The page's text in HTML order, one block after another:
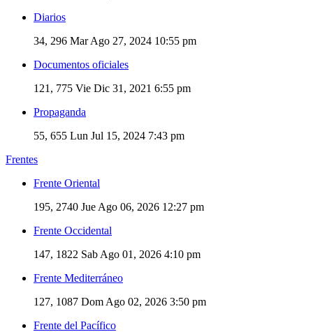
Diarios
34, 296 Mar Ago 27, 2024 10:55 pm
Documentos oficiales
121, 775 Vie Dic 31, 2021 6:55 pm
Propaganda
55, 655 Lun Jul 15, 2024 7:43 pm
Frentes
Frente Oriental
195, 2740 Jue Ago 06, 2026 12:27 pm
Frente Occidental
147, 1822 Sab Ago 01, 2026 4:10 pm
Frente Mediterráneo
127, 1087 Dom Ago 02, 2026 3:50 pm
Frente del Pacífico